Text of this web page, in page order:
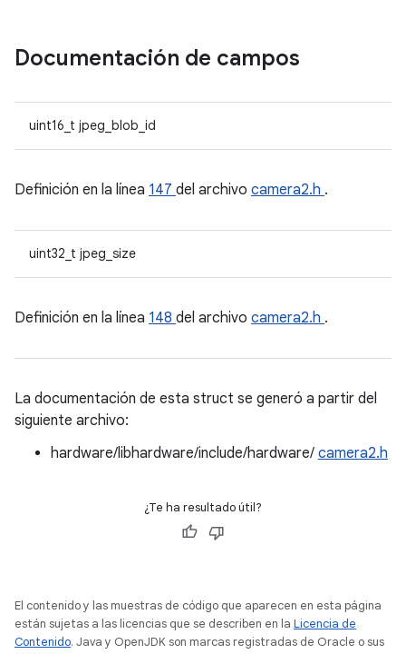
Documentación de campos
uint16_t jpeg_blob_id
Definición en la línea 147 del archivo camera2.h .
uint32_t jpeg_size
Definición en la línea 148 del archivo camera2.h .
La documentación de esta struct se generó a partir del
siguiente archivo:
hardware/libhardware/include/hardware/ camera2.h
¿Te ha resultado útil?
El contenido y las muestras de código que aparecen en esta página
están sujetas a las licencias que se describen en la Licencia de
Contenido. Java y OpenJDK son marcas registradas de Oracle o sus